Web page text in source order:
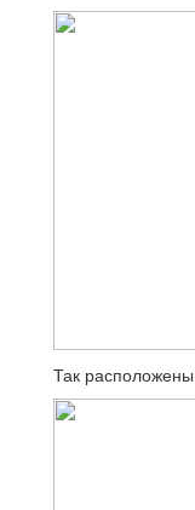
Так